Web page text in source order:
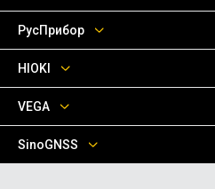
РусПрибор
HIOKI
VEGA
SinoGNSS